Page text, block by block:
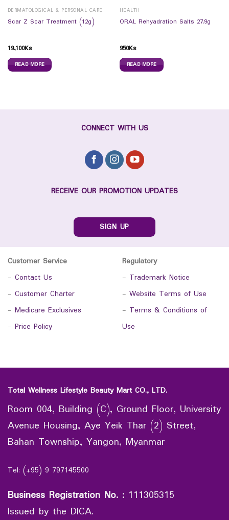
DERMATOLOGICAL & PERSONAL CARE
Scar Z Scar Treatment (12g)
19,100Ks
READ MORE
HEALTH
ORAL Rehyadration Salts 27.9g
950Ks
READ MORE
CONNECT WITH US
RECEIVE OUR PROMOTION UPDATES
SIGN UP
Customer Service
- Contact Us
- Customer Charter
- Medicare Exclusives
- Price Policy
Regulatory
- Trademark Notice
- Website Terms of Use
- Terms & Conditions of
Use
Total Wellness Lifestyle Beauty Mart CO., LTD.
Room 004, Building (C), Ground Floor, University
Avenue Housing, Aye Yeik Thar (2) Street,
Bahan Township, Yangon, Myanmar
Tel: (+95) 9 797145500
Business Registration No. : 111305315
Issued by the DICA.